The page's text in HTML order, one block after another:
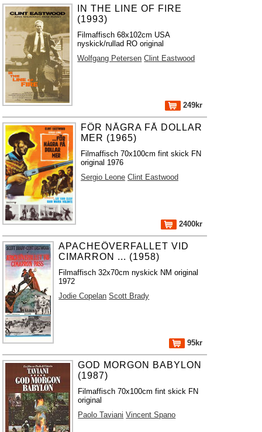
IN THE LINE OF FIRE
(1993)
Filmaffisch 68x102cm USA
nyskick/rullad RO original
Wolfgang Petersen Clint Eastwood
249kr
FÖR NÅGRA FÅ DOLLAR
MER (1965)
Filmaffisch 70x100cm fint skick FN
original 1976
Sergio Leone Clint Eastwood
2400kr
APACHEÖVERFALLET VID
CIMARRON ... (1958)
Filmaffisch 32x70cm nyskick NM original
1972
Jodie Copelan Scott Brady
95kr
GOD MORGON BABYLON
(1987)
Filmaffisch 70x100cm fint skick FN
original
Paolo Taviani Vincent Spano